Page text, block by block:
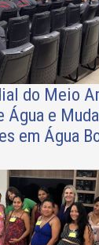
do Meio
Água e
em Água